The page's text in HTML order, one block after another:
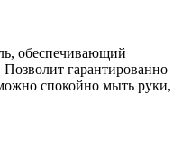
обеспечивающий
гарантированно
спокойно мыть руки,